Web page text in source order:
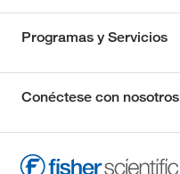
Programas y Servicios
Conéctese con nosotros